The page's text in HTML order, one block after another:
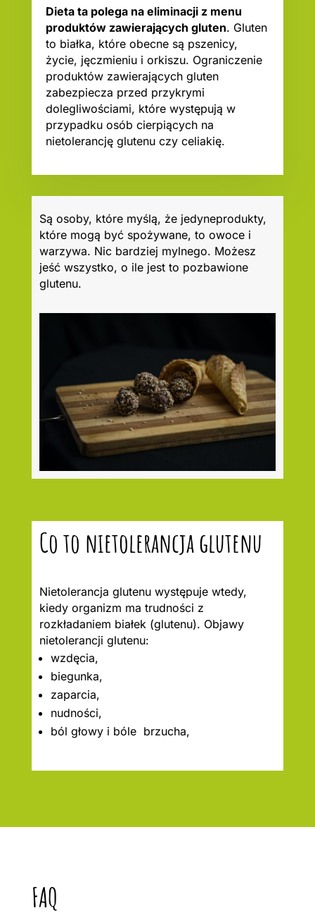
Dieta ta polega na eliminacji z menu
produktów zawierających gluten. Gluten
to białka, które obecne są pszenicy,
życie, jęczmieniu i orkiszu. Ograniczenie
produktów zawierających gluten
zabezpiecza przed przykrymi
dolegliwościami, które występują w
przypadku osób cierpiących na
nietolerancję glutenu czy celiakię.
Są osoby, które myślą, że jedyneprodukty,
które mogą być spożywane, to owoce i
warzywa. Nic bardziej mylnego. Możesz
jeść wszystko, o ile jest to pozbawione
glutenu.
Co to nietolerancja glutenu
Nietolerancja glutenu występuje wtedy,
kiedy organizm ma trudności z
rozkładaniem białek (glutenu). Objawy
nietolerancji glutenu:
wzdęcia,
biegunka,
zaparcia,
nudności,
ból głowy i bóle brzucha,
FAQ